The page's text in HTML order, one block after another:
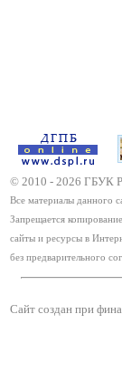
© 2010 - 2026 ГБУК
Все материалы данного
Запрещается
сайты и ресурсы в
без предварительного
Сайт создан при